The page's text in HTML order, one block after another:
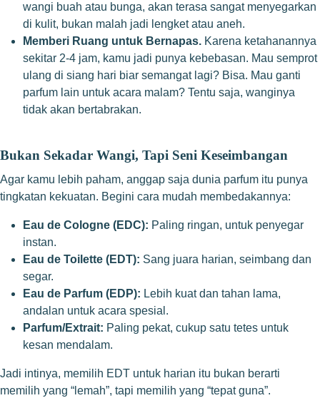
wangi buah atau bunga, akan terasa sangat menyegarkan
di kulit, bukan malah jadi lengket atau aneh.
Memberi Ruang untuk Bernapas. Karena ketahanannya
sekitar 2-4 jam, kamu jadi punya kebebasan. Mau semprot
ulang di siang hari biar semangat lagi? Bisa. Mau ganti
parfum lain untuk acara malam? Tentu saja, wanginya
tidak akan bertabrakan.
Bukan Sekadar Wangi, Tapi Seni Keseimbangan
Agar kamu lebih paham, anggap saja dunia parfum itu punya
tingkatan kekuatan. Begini cara mudah membedakannya:
Eau de Cologne (EDC): Paling ringan, untuk penyegar
instan.
Eau de Toilette (EDT): Sang juara harian, seimbang dan
segar.
Eau de Parfum (EDP): Lebih kuat dan tahan lama,
andalan untuk acara spesial.
Parfum/Extrait: Paling pekat, cukup satu tetes untuk
kesan mendalam.
Jadi intinya, memilih EDT untuk harian itu bukan berarti
memilih yang “lemah”, tapi memilih yang “tepat guna”.